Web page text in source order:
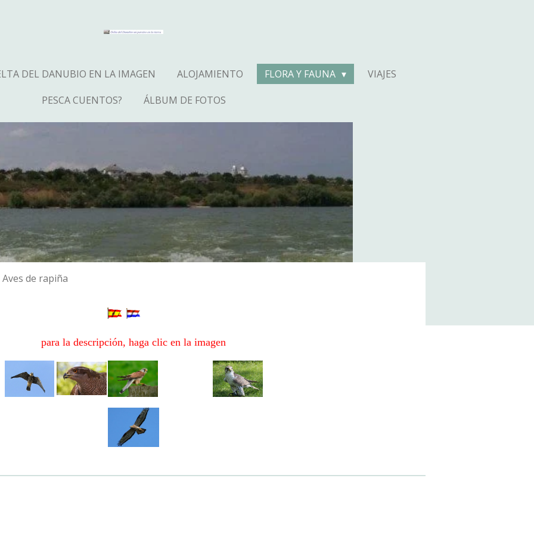
DEL DANUBIO EN LA IMAGEN ALOJAMIENTO FLORA Y FAUNA
VIAJES
PESCA CUENTOS?
ÁLBUM DE FOTOS
Aves de rapiña
para la descripción, haga clic en la imagen